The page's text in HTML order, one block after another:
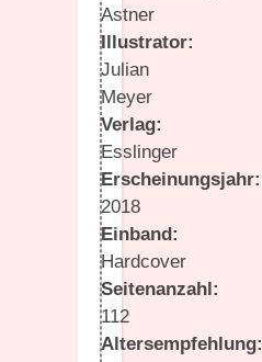
Astner
Illustrator:
Julian
Meyer
Verlag:
Esslinger
Erscheinungsjahr:
2018
Einband:
Hardcover
Seitenanzahl:
112
Altersempfehlung: